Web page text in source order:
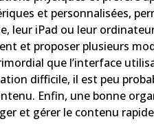
et personnalisées,
leur iPad ou leur
et proposer plusieurs
que l’interface
difficile, il est peu
Enfin, une bonne
et gérer le contenu